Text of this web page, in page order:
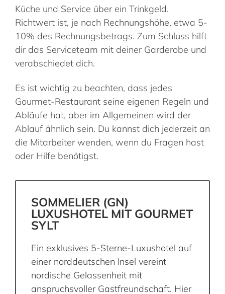
Küche und Service über ein Trinkgeld.
Richtwert ist, je nach Rechnungshöhe, etwa 5-
10% des Rechnungsbetrags. Zum Schluss hilft
dir das Serviceteam mit deiner Garderobe und
verabschiedet dich.
Es ist wichtig zu beachten, dass jedes
Gourmet-Restaurant seine eigenen Regeln und
Abläufe hat, aber im Allgemeinen wird der
Ablauf ähnlich sein. Du kannst dich jederzeit an
die Mitarbeiter wenden, wenn du Fragen hast
oder Hilfe benötigst.
SOMMELIER (GN)
LUXUSHOTEL MIT GOURMET
SYLT
Ein exklusives 5-Sterne-Luxushotel auf
einer norddeutschen Insel vereint
nordische Gelassenheit mit
anspruchsvoller Gastfreundschaft. Hier